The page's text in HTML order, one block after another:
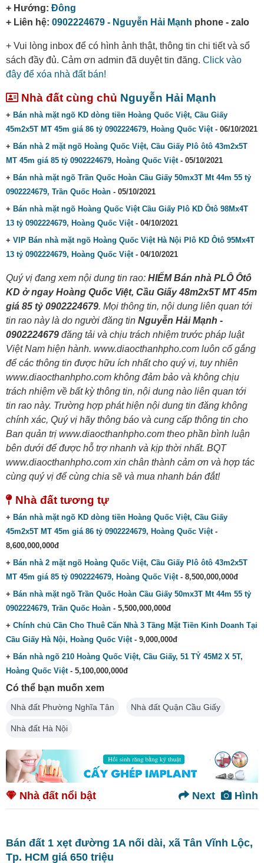
+ Hướng: Đông
+ Liên hệ: 0902224679 - Nguyễn Hải Mạnh phone - zalo
+ Vui lòng inbox để có hình ảnh thật, thông tin chi tiết và sổ
sách đầy đủ. Cảm ơn admin đã duyệt tin đăng. Click vào
đây để xóa nhà đất bán!
Nhà đất cùng chủ Nguyễn Hải Mạnh
+ Bán nhà mặt ngõ KD dòng tiền Hoàng Quốc Việt, Cầu Giấy
45m2x5T MT 45m giá 86 tỷ 0902224679, Hoàng Quốc Việt- 06/10/2021
+ Bán nhà 2 mặt ngõ Hoàng Quốc Việt, Cầu Giấy Plô ôtô 43m2x5T
MT 45m giá 85 tỷ 0902224679, Hoàng Quốc Việt- 05/10/2021
+ Bán nhà mặt ngõ Trần Quốc Hoàn Cầu Giấy 50mx3T Mt 44m 55 tỷ
0902224679, Trần Quốc Hoàn - 05/10/2021
+ Bán nhà mặt ngõ Hoàng Quốc Việt Cầu Giấy Plô KD Ôtô 98Mx4T
13 tỷ 0902224679, Hoàng Quốc Việt- 04/10/2021
+ VIP Bán nhà mặt ngõ Hoàng Quốc Việt Hà Nội Plô KD Ôtô 95Mx4T
13 tỷ 0902224679, Hoàng Quốc Việt- 04/10/2021
Quý vị đang xem nội dung tin rao: HIẾM Bán nhà PLÔ Ôtô
KD ở ngay Hoàng Quốc Việt, Cầu Giấy 48m2x5T MT 45m
giá 85 tỷ 0902224679. Mọi thông tin, nội dung liên quan tới
tin rao này là do người đăng tin Nguyễn Hải Mạnh -
0902224679 đăng tải và chịu trách nhiệm trước pháp luật
Việt Nam hiện hành. www.diaocthanhpho.com luôn cố gắng
để các thông tin được hữu ích nhất cho quý vị, tuy nhiên
www.diaocthanhpho.com không đảm bảo và không chịu
trách nhiệm về bất kỳ thông tin, nội dung nào liên quan tới
tin rao này. Trường hợp phát hiện nội dung tin đăng không
chính xác, Quý vị hãy thông báo và cung cấp thông tin cho
Ban quản trị www.diaocthanhpho.com theo phần bình luận
bên dưới để được hỗ trợ nhanh và kịp thời nhất. BQT
www.diaocthanhpho.com xin chân thành cảm ơn và hợp tác
cùng quý vị để cùng chia sẽ và mua nhanh bán đắt!
Nhà đất tương tự
+ Bán nhà mặt ngõ KD dòng tiền Hoàng Quốc Việt, Cầu Giấy
45m2x5T MT 45m giá 86 tỷ 0902224679, Hoàng Quốc Việt-
8,600,000,000đ
+ Bán nhà 2 mặt ngõ Hoàng Quốc Việt, Cầu Giấy Plô ôtô 43m2x5T
MT 45m giá 85 tỷ 0902224679, Hoàng Quốc Việt- 8,500,000,000đ
+ Bán nhà mặt ngõ Trần Quốc Hoàn Cầu Giấy 50mx3T Mt 44m 55 tỷ
0902224679, Trần Quốc Hoàn - 5,500,000,000đ
+ Chính chủ Cần Cho Thuê Căn Nhà 3 Tầng Mặt Tiền Kinh Doanh Tại
Cầu Giấy Hà Nội, Hoàng Quốc Việt- 9,000,000đ
+ Bán nhà ngõ 210 Hoàng Quốc Việt, Cầu Giấy, 51 TỶ 45M2 X 5T,
Hoàng Quốc Việt- 5,100,000,000đ
Có thể bạn muốn xem
Nhà đất Phường Nghĩa Tân Nhà đất Quận Cầu Giấy
Nhà đất Hà Nội
Nhà đất nổi bật Hình
Next
Bán đất 1 xẹt đường 1A nối dài, xã Tân Vĩnh Lộc,
Tp. HCM giá 650 triệu